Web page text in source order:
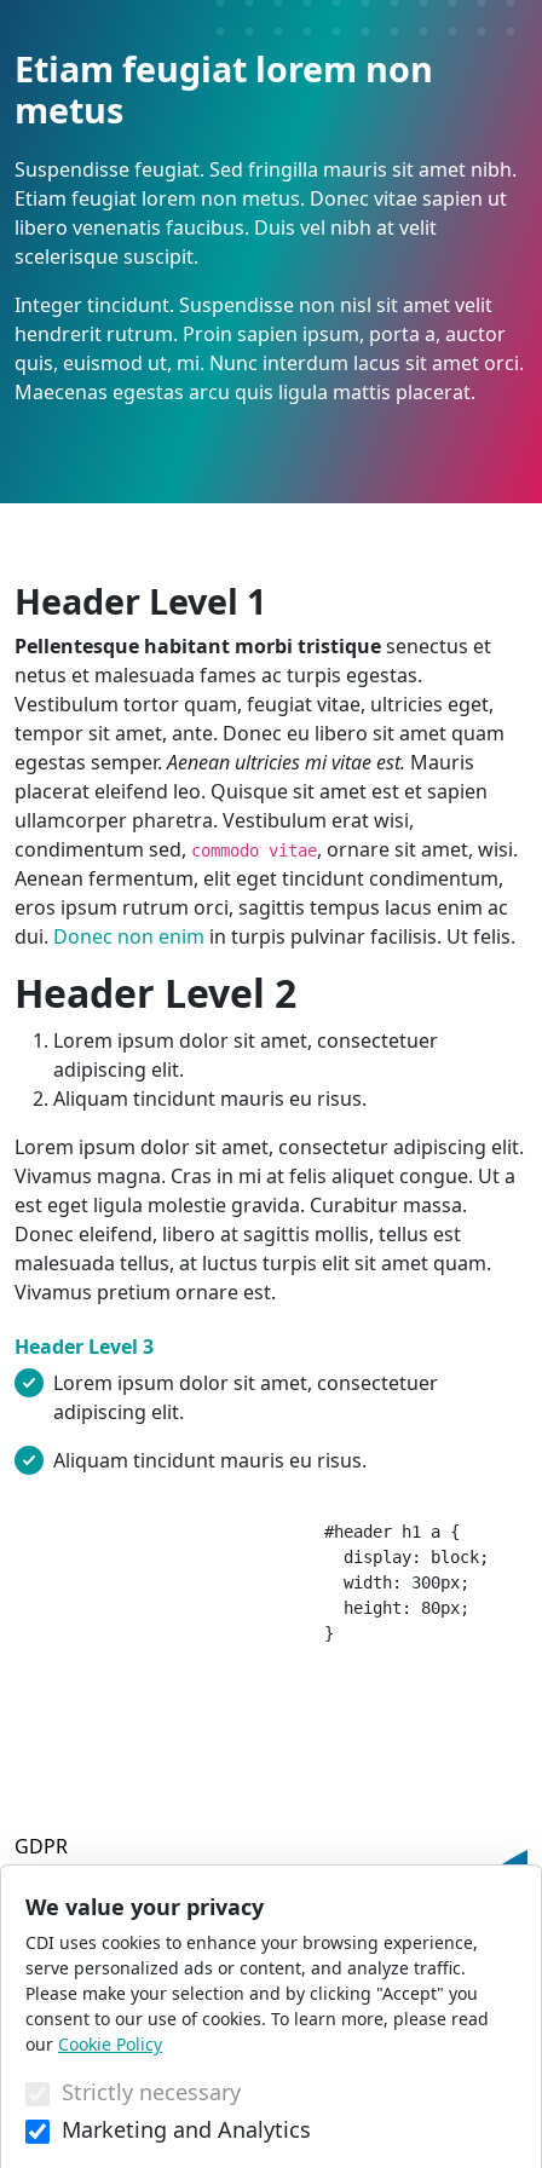
Etiam feugiat lorem non
metus
Suspendisse feugiat. Sed fringilla mauris sit amet nibh.
Etiam feugiat lorem non metus. Donec vitae sapien ut
libero venenatis faucibus. Duis vel nibh at velit
scelerisque suscipit.
Integer tincidunt. Suspendisse non nisl sit amet velit
hendrerit rutrum. Proin sapien ipsum, porta a, auctor
quis, euismod ut, mi. Nunc interdum lacus sit amet orci.
Maecenas egestas arcu quis ligula mattis placerat.
Header Level 1
Pellentesque habitant morbi tristiquesenectus et
netus et malesuada fames ac turpis egestas.
Vestibulum tortor quam, feugiat vitae, ultricies eget,
tempor sit amet, ante. Donec eu libero sit amet quam
egestas semper.Aenean ultricies mi vitae est. Mauris
placerat eleifend leo. Quisque sit amet est et sapien
ullamcorper pharetra. Vestibulum erat wisi,
condimentum sed, commodo vitae, ornare sit amet, wisi.
Aenean fermentum, elit eget tincidunt condimentum,
eros ipsum rutrum orci, sagittis tempus lacus enim ac
dui. Donec non enim in turpis pulvinar facilisis. Ut felis.
Header Level 2
Lorem ipsum dolor sit amet, consectetuer
adipiscing elit.
Aliquam tincidunt mauris eu risus.
Lorem ipsum dolor sit amet, consectetur adipiscing elit.
Vivamus magna. Cras in mi at felis aliquet congue. Ut a
est eget ligula molestie gravida. Curabitur massa.
Donec eleifend, libero at sagittis mollis, tellus est
malesuada tellus, at luctus turpis elit sit amet quam.
Vivamus pretium ornare est.
Header Level 3
Lorem ipsum dolor sit amet, consectetuer
adipiscing elit.
Aliquam tincidunt mauris eu risus.
GDPR
Privacy Policy
Accessibility
Commercial Opportunities
Press Office
Sitemap
© 2026 CDI. All Rights Reserved
We value your privacy
CDI uses cookies to enhance your browsing experience,
serve personalized ads or content, and analyze traffic.
Please make your selection and by clicking "Accept" you
consent to our use of cookies. To learn more, please read
our Cookie Policy
Strictly necessary
Marketing and Analytics